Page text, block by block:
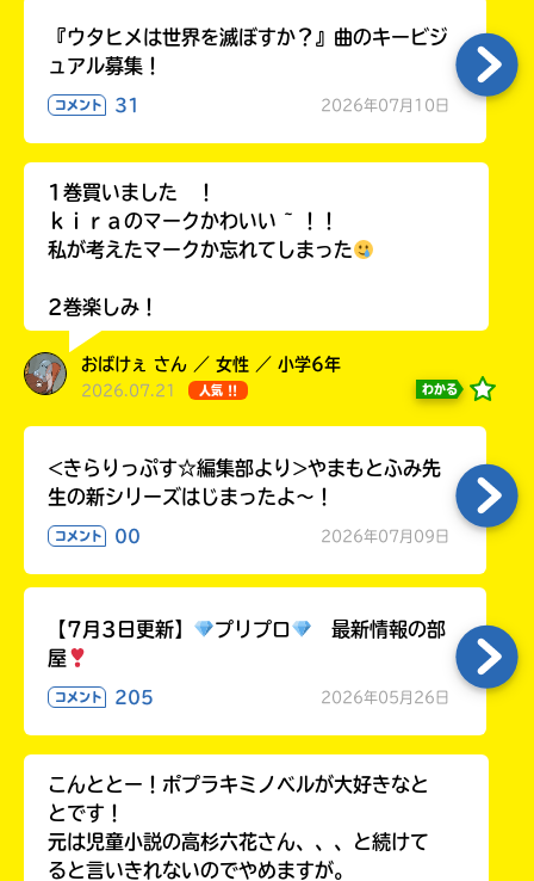
『ウタヒメは世界を滅ぼすか？』曲のキービジ
ュアル募集！
コメント 31 2026年07月10日
1巻買いました ！
ｋｉｒａのマークかわいい ~ ！！
私が考えたマークか忘れてしまった
2巻楽しみ！
おばけぇ さん ／ 女性 ／ 小学6年
2026.07.21 人気 !! わかる
<きらりっぷす☆編集部より>やまもとふみ先
生の新シリーズはじまったよ～！
コメント 00 2026年07月09日
【7月3日更新】 プリプロ
最新情報の部
屋
コメント 205 2026年05月26日
こんととー！ポプラキミノベルが大好きなと
とです！
元は児童小説の高杉六花さん、、、と続けて
ると言いきれないのでやめますが。
い
い
え
容
に
ー
あ
も
一
確
認